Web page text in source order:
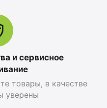
în stoc
25 499
и сервисное
товары, в качестве
уверены